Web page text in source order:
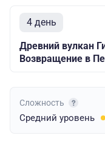
4 день
Древний вулкан
Возвращение в
Сложность
Средний уровень